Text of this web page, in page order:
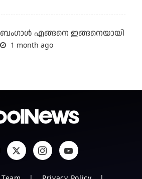
ബം​ഗാൾ എങ്ങനെ ഇങ്ങനെയായി
1 month ago